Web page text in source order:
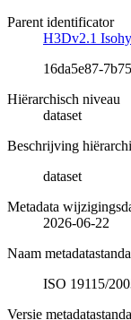
Parent identificator
H3Dv2.1
16da5e87-
Hiërarchisch niveau
dataset
Beschrijving
dataset
Metadata
2026-06-22
Naam
ISO 19115/
Versie